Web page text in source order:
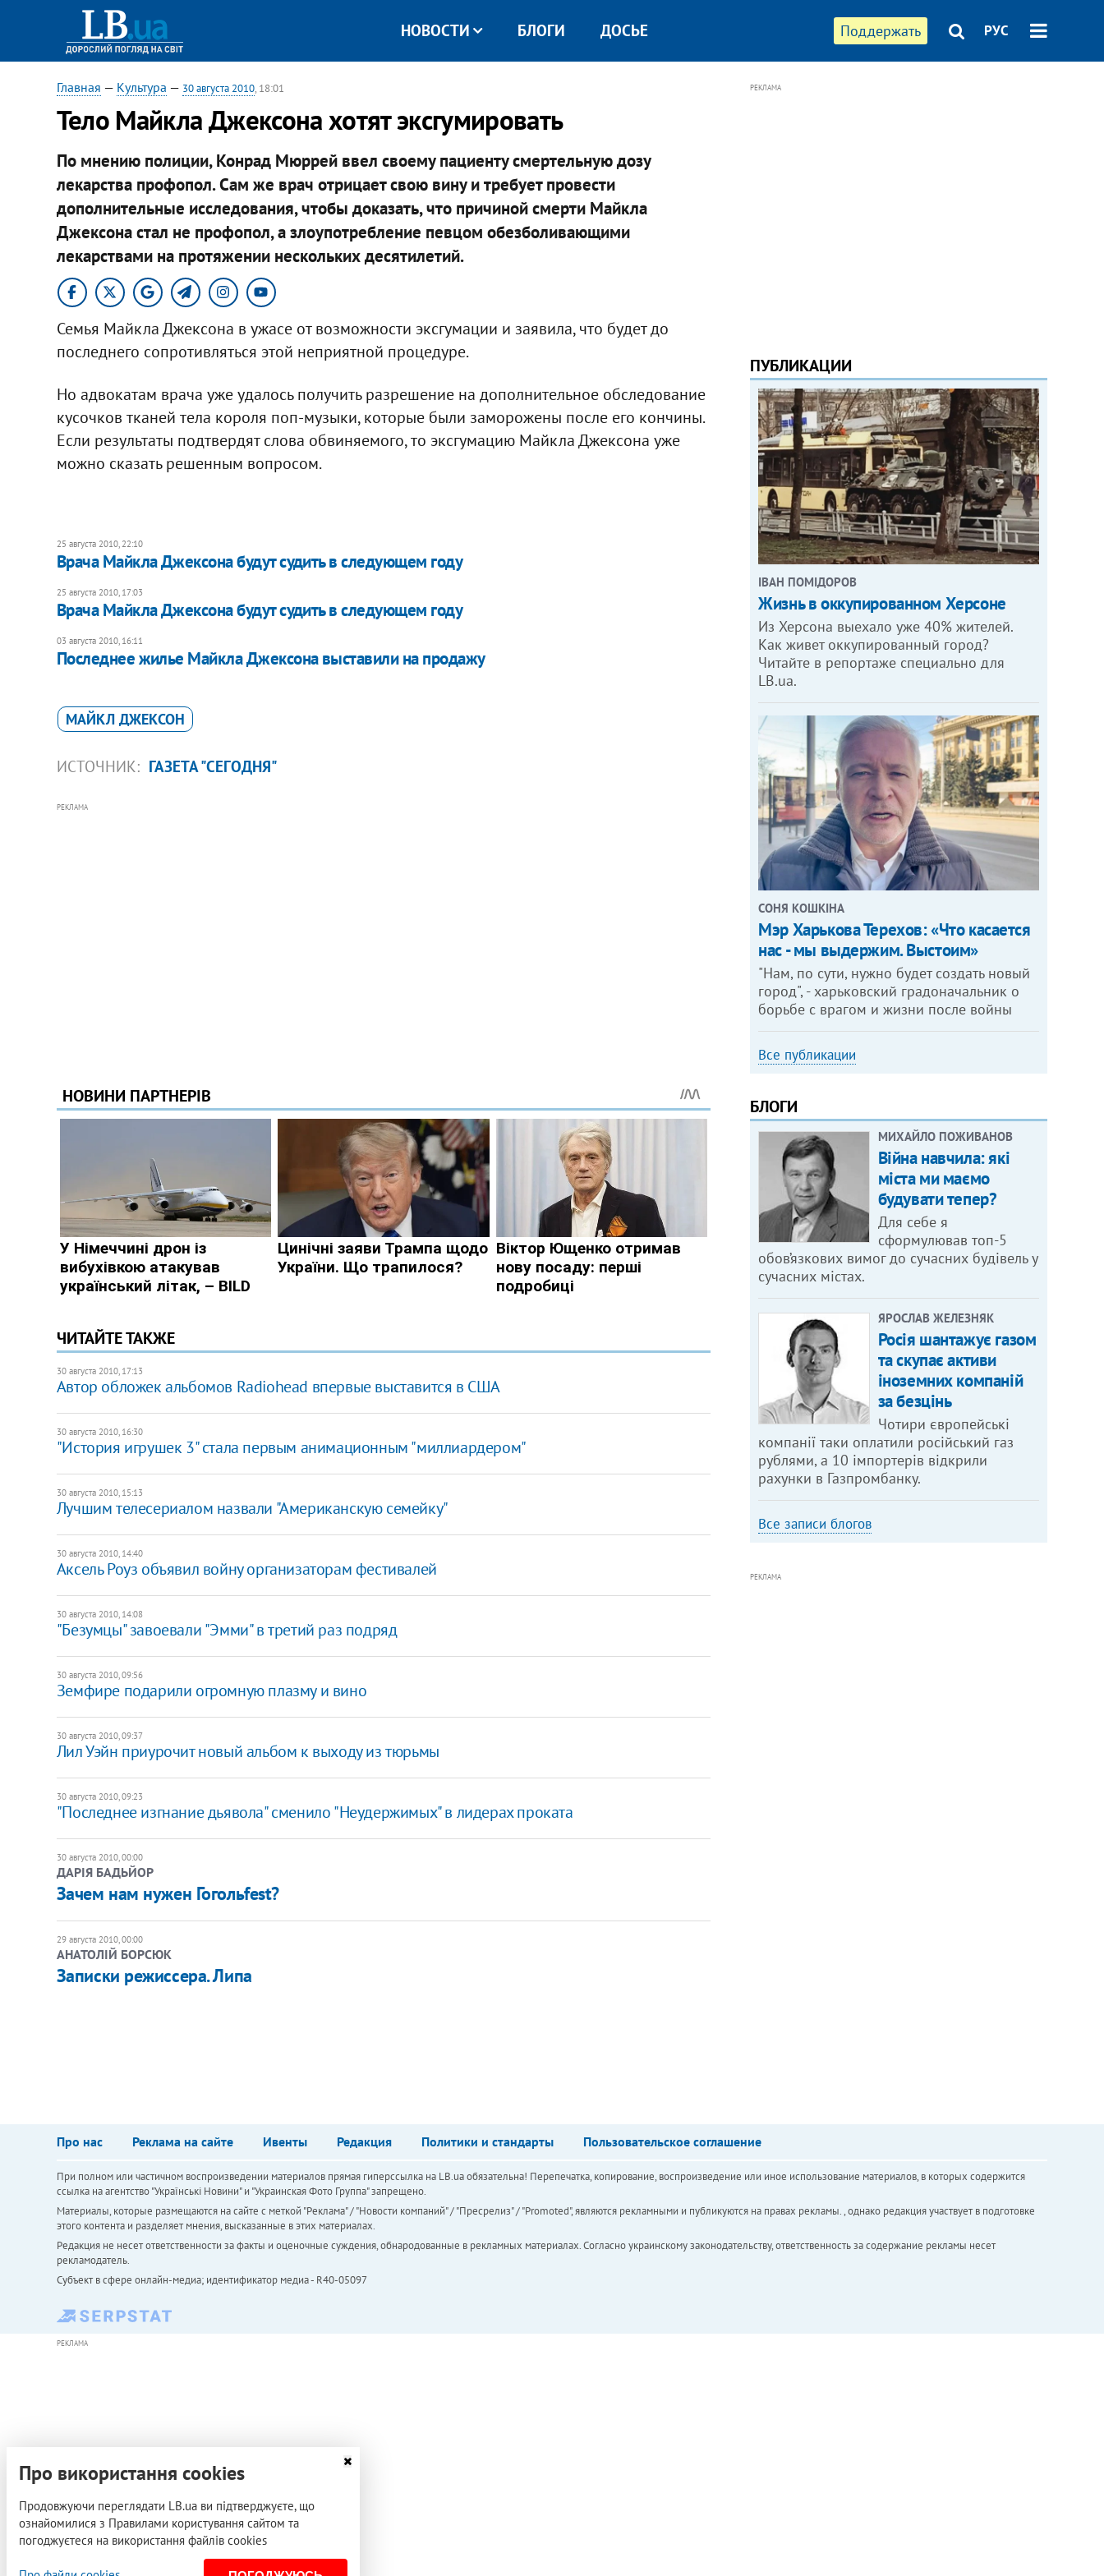
Поддержать РУС
НОВОСТИ БЛОГИ ДОСЬЕ
Главная — Культура — 30 августа 2010, 18:01
Тело Майкла Джексона хотят эксгумировать
По мнению полиции, Конрад Мюррей ввел своему пациенту смертельную дозу
лекарства профопол. Сам же врач отрицает свою вину и требует провести
дополнительные исследования, чтобы доказать, что причиной смерти Майкла
Джексона стал не профопол, а злоупотребление певцом обезболивающими
лекарствами на протяжении нескольких десятилетий.
Семья Майкла Джексона в ужасе от возможности эксгумации и заявила, что будет до
последнего сопротивляться этой неприятной процедуре.
Но адвокатам врача уже удалось получить разрешение на дополнительное обследование
кусочков тканей тела короля поп-музыки, которые были заморожены после его кончины.
Если результаты подтвердят слова обвиняемого, то эксгумацию Майкла Джексона уже
можно сказать решенным вопросом.
25 августа 2010, 22:10
Врача Майкла Джексона будут судить в следующем году
25 августа 2010, 17:03
Врача Майкла Джексона будут судить в следующем году
03 августа 2010, 16:11
Последнее жилье Майкла Джексона выставили на продажу
МАЙКЛ ДЖЕКСОН
ИСТОЧНИК: ГАЗЕТА "СЕГОДНЯ"
РЕКЛАМА
ЧИТАЙТЕ ТАКЖЕ
30 августа 2010, 17:13
Автор обложек альбомов Radiohead впервые выставится в США
30 августа 2010, 16:30
"История игрушек 3" стала первым анимационным "миллиардером"
30 августа 2010, 15:13
Лучшим телесериалом назвали "Американскую семейку"
30 августа 2010, 14:40
Аксель Роуз объявил войну организаторам фестивалей
30 августа 2010, 14:08
"Безумцы" завоевали "Эмми" в третий раз подряд
30 августа 2010, 09:56
Земфире подарили огромную плазму и вино
30 августа 2010, 09:37
Лил Уэйн приурочит новый альбом к выходу из тюрьмы
30 августа 2010, 09:23
"Последнее изгнание дьявола" сменило "Неудержимых" в лидерах проката
30 августа 2010, 00:00
ДАРІЯ БАДЬЙОР
Зачем нам нужен Гогольfest?
29 августа 2010, 00:00
АНАТОЛІЙ БОРСЮК
​Записки режиссера. Липа
РЕКЛАМА
ПУБЛИКАЦИИ
ІВАН ПОМІДОРОВ
Жизнь в оккупированном Херсоне
Из Херсона выехало уже 40% жителей.
Как живет оккупированный город?
Читайте в репортаже специально для
LB.ua.
СОНЯ КОШКІНА
Мэр Харькова Терехов: «Что касается
нас - мы выдержим. Выстоим»
"Нам, по сути, нужно будет создать новый
город", - харьковский градоначальник о
борьбе с врагом и жизни после войны
Все публикации
БЛОГИ
МИХАЙЛО ПОЖИВАНОВ
Війна навчила: які
міста ми маємо
будувати тепер?
Для себе я
сформулював топ-5
обов’язкових вимог до сучасних будівель у
сучасних містах.
ЯРОСЛАВ ЖЕЛЕЗНЯК
Росія шантажує газом
та скупає активи
іноземних компаній
за безцінь
Чотири європейські
компанії таки оплатили російський газ
рублями, а 10 імпортерів відкрили
рахунки в Газпромбанку.
Все записи блогов
РЕКЛАМА
Про нас Реклама на сайте Ивенты Редакция Политики и стандарты Пользовательское соглашение
При полном или частичном воспроизведении материалов прямая гиперссылка на LB.ua обязательна! Перепечатка, копирование, воспроизведение или иное использование материалов, в которых содержится
ссылка на агентство "Українськi Новини" и "Украинская Фото Группа" запрещено.
Материалы, которые размещаются на сайте с меткой "Реклама" / "Новости компаний" / "Пресрелиз" / "Promoted", являются рекламными и публикуются на правах рекламы. , однако редакция участвует в подготовке
этого контента и разделяет мнения, высказанные в этих материалах.
Редакция не несет ответственности за факты и оценочные суждения, обнародованные в рекламных материалах. Согласно украинскому законодательству, ответственность за содержание рекламы несет
рекламодатель.
Субъект в сфере онлайн-медиа; идентификатор медиа - R40-05097
РЕКЛАМА
Про використання cookies
Продовжуючи переглядати LB.ua ви підтверджуєте, що
ознайомилися з Правилами користування сайтом та
погоджуєтеся на використання файлів cookies